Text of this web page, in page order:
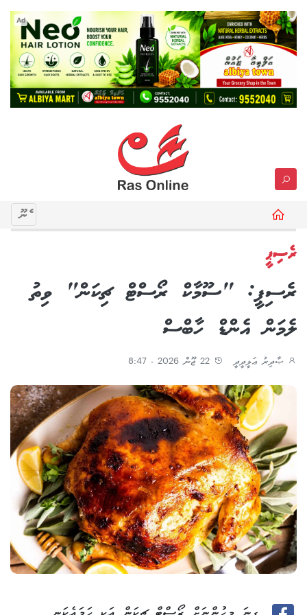
Ad
މެނޫ
ރެސިޕީ
ރެސިޕީ: "ސޫމާކް ރޯސްޓް ޗިކަން" ވިތު
ލެމަން އެންޑް ހާބްސް
ޞާދިރު ޢަލީދީދީ